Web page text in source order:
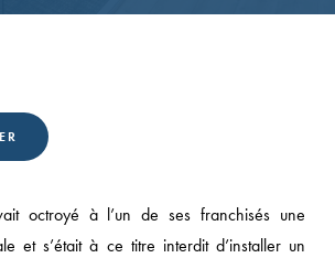
octroyé à l’un de ses franchisés une
et s’était à ce titre interdit d’installer un